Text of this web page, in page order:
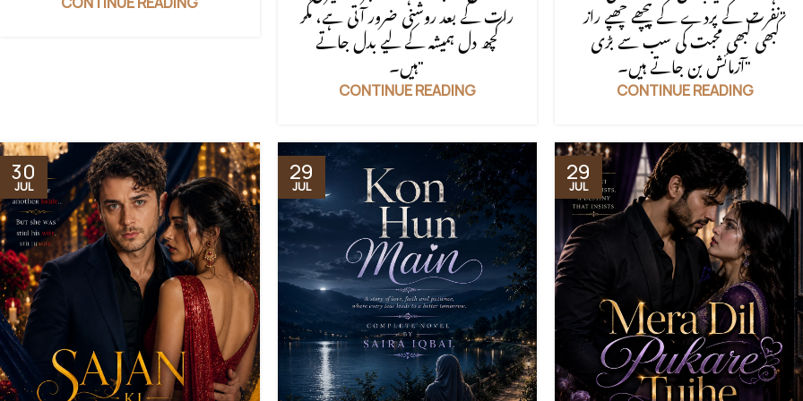
رات کے بعد روشنی ضرور آتی ہے، مگر
کچھ دل ہمیشہ کے لیے بدل جاتے
ہیں۔"
CONTINUE READING
"نفرت کے پردے کے پیچھے چھپے راز
کبھی کبھی محبت کی سب سے بڑی
آزمائش بن جاتے ہیں۔"
CONTINUE READING
30
JUL
29
JUL
29
JUL